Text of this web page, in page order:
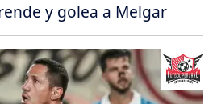
y golea a Melgar